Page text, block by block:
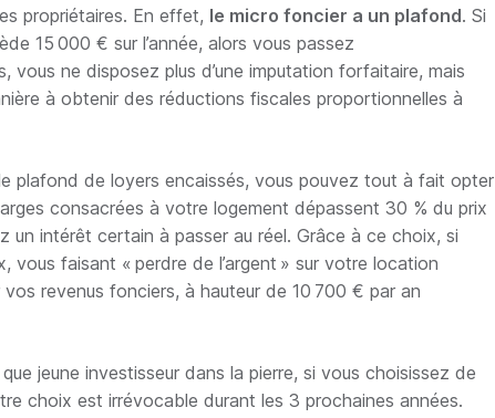
propriétaires. En effet, le micro foncier a un plafond. Si
15 000 € sur l’année, alors vous passez
vous ne disposez plus d’une imputation forfaitaire, mais
à obtenir des réductions fiscales proportionnelles à
plafond de loyers encaissés, vous pouvez tout à fait opter
consacrées à votre logement dépassent 30 % du prix
intérêt certain à passer au réel. Grâce à ce choix, si
vous faisant « perdre de l’argent » sur votre location
revenus fonciers, à hauteur de 10 700 € par an
jeune investisseur dans la pierre, si vous choisissez de
choix est irrévocable durant les 3 prochaines années.